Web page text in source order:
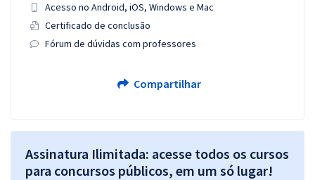
Acesso no Android, iOS, Windows e Mac
Certificado de conclusão
Fórum de dúvidas com professores
Compartilhar
Assinatura Ilimitada: acesse todos os cursos
para concursos públicos, em um só lugar!